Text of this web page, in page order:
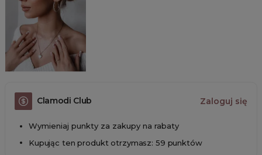
Clamodi Club Zaloguj się
Wymieniaj punkty za zakupy na rabaty
Kupując ten produkt otrzymasz: 59 punktów